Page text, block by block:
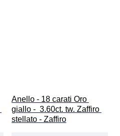
Anello - 18 carati Oro
giallo -  3.60ct. tw. Zaffiro
stellato - Zaffiro